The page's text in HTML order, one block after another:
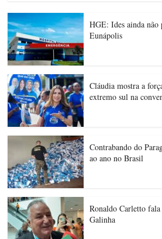
HGE: Ides ainda não
Eunápolis
Cláudia mostra a
extremo sul na
Contrabando do
ao ano no Brasil
Ronaldo Carletto
Galinha